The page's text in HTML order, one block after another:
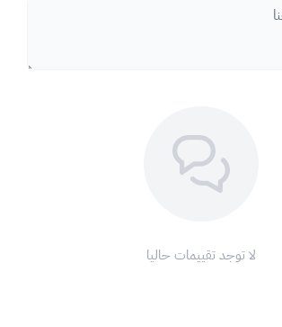
https://ec.nintendo.com/redeem
حسابك أو أنشئ حسابًا جديدًا.
تفيد بإضافة الرصيد إلى حسابك.
لا توجد تقييمات حاليا